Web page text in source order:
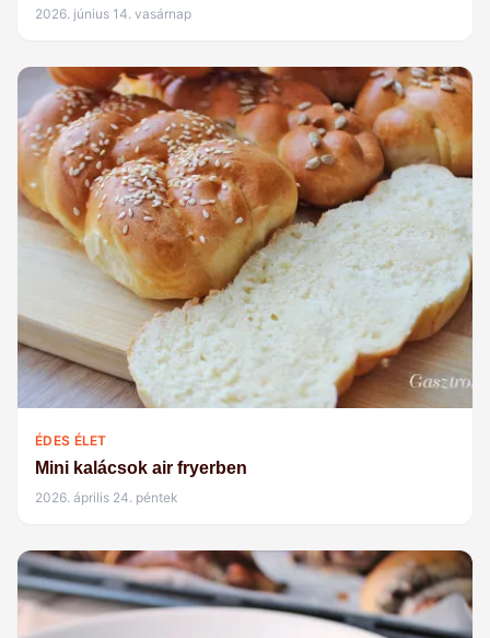
2026. június 14. vasárnap
ÉDES ÉLET
Mini kalácsok air fryerben
2026. április 24. péntek